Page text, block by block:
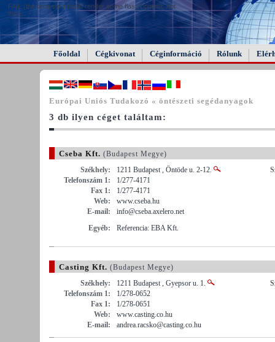
FAIL (the browser should render some flash content, not
this).
Főoldal Cégkivonat Céginformáció Rólunk
Európai Uniós Tudakozó « öntészeti segédanyagok
3 db ilyen céget találtam:
Cseba Kft. (Budapest Megye)
Székhely:
1211 Budapest , Öntöde u. 2-12.
Telefonszám 1:
1/277-4171
Fax 1:
1/277-4171
Web:
www.cseba.hu
E-mail:
info@cseba.axelero.net
Egyéb:
Referencia: EBA Kft.
Casting Kft. (Budapest Megye)
Székhely:
1211 Budapest , Gyepsor u. 1.
Telefonszám 1:
1/278-0652
Fax 1:
1/278-0651
Web:
www.casting.co.hu
E-mail:
andrea.racsko@casting.co.hu